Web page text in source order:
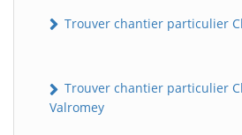
Trouver chantier particulier
Trouver chantier particulier
Valromey